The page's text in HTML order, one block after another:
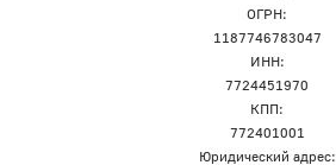
ОГРН:
1187746783047
ИНН:
7724451970
КПП:
772401001
Юридический адрес: